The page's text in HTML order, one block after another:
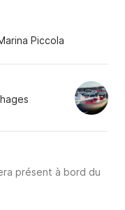
Piccola
présent à bord du